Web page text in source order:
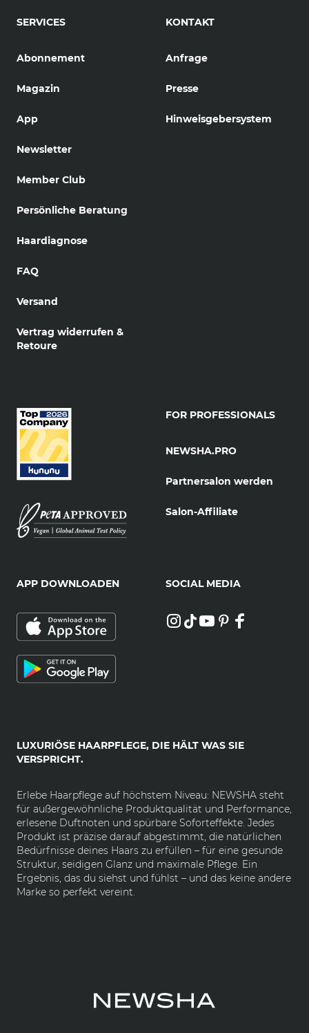
SERVICES
Abonnement
Magazin
App
Newsletter
Member Club
Persönliche Beratung
Haardiagnose
FAQ
Versand
Vertrag widerrufen &
Retoure
KONTAKT
Anfrage
Presse
Hinweisgebersystem
LUXURIÖSE HAARPFLEGE, DIE HÄLT WAS SIE
VERSPRICHT.
Erlebe Haarpflege auf höchstem Niveau: NEWSHA steht
für außergewöhnliche Produktqualität und Performance,
erlesene Duftnoten und spürbare Soforteffekte. Jedes
Produkt ist präzise darauf abgestimmt, die natürlichen
Bedürfnisse deines Haars zu erfüllen – für eine gesunde
Struktur, seidigen Glanz und maximale Pflege. Ein
Ergebnis, das du siehst und fühlst – und das keine andere
Marke so perfekt vereint.
FOR PROFESSIONALS
NEWSHA.PRO
Partnersalon werden
Salon-Affiliate
APP DOWNLOADEN SOCIAL MEDIA